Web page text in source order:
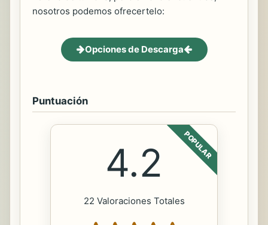
nosotros podemos ofrecertelo:
Opciones de Descarga
Puntuación
POPULAR
4.2
22 Valoraciones Totales